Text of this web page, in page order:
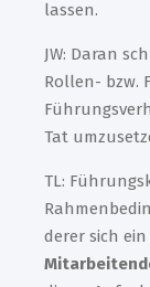
lassen.
JW: Daran
Rollen- bzw.
Tat
TL:
derer sich ein